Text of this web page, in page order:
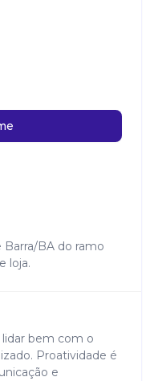
Barra/BA do ramo
loja.
bem com o
Proatividade é
e